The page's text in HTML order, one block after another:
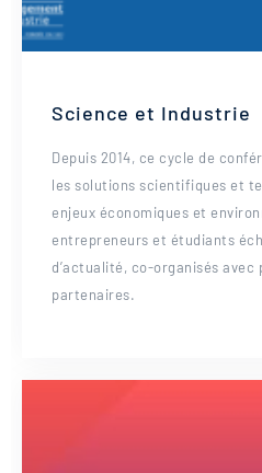
Science et Industrie
Depuis 2014, ce cycle de
les solutions scientifiques et
enjeux économiques et
entrepreneurs et étudiants
d’actualité, co-organisés
partenaires.